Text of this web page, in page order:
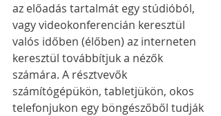
az előadás tartalmát egy stúdióból,
vagy videokonferencián keresztül
valós időben (élőben) az interneten
keresztül továbbítjuk a nézők
számára. A résztvevők
számítógépükön, tabletjükön, okos
telefonjukon egy böngészőből tudják